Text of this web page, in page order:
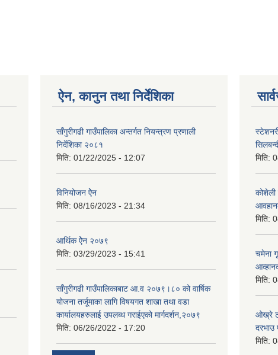
ऐन, कानुन तथा निर्देशिका
साँगुरीगढी गाउँपालिका अन्तर्गत नियन्त्रण प्रणाली
निर्देशिका २०८१
मिति: 01/22/2025 - 12:07
विनियोजन ऐेन
मिति: 08/16/2023 - 21:34
आर्थिक ऐेन २०७९
मिति: 03/29/2023 - 15:41
साँगुरीगढी गाउँपालिकाबाट आ.व २०७९।८० को वार्षिक
योजना तर्जूमाका लागि विषयगत शाखा तथा वडा
कार्यालयहरुलाई उपलब्ध गराईएको मार्गदर्शन,२०७९
मिति: 06/26/2022 - 17:20
मिति:
कोशेली
मिति:
चमेना
मिति:
ओख्रे
मिति: